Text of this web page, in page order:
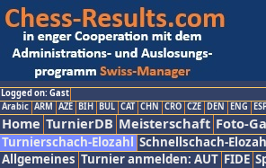
Logged on: Gast
Arabic ARM AZE BIH BUL CAT CHN CRO CZE DEN ENG
Home TurnierDB Meisterschaft Foto-
Turnierschach-Elozahl Schnellschach-
Allgemeines Turnier anmelden: AUT FIDE